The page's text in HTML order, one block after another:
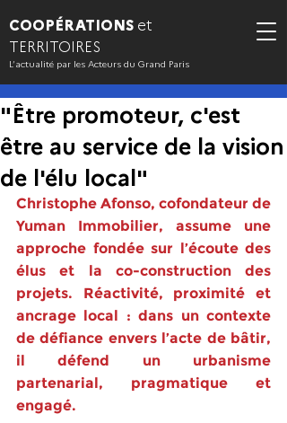
L’actualité par les Acteurs du Grand Paris
COOPÉRATIONS et
TERRITOIRES
"Être promoteur, c'est
être au service de la vision
de l'élu local"
Christophe Afonso, cofondateur de
Yuman Immobilier, assume une
approche fondée sur l’écoute des
élus et la co-construction des
projets. Réactivité, proximité et
ancrage local : dans un contexte
de défiance envers l’acte de bâtir,
il défend un urbanisme
partenarial, pragmatique et
engagé.